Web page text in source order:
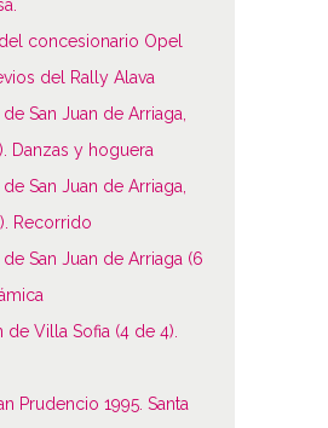
concesionario Opel
del Rally Alava
San Juan de Arriaga,
Danzas y hoguera
San Juan de Arriaga,
Recorrido
San Juan de Arriaga (6
de Villa Sofia (4 de 4).
Prudencio 1995. Santa